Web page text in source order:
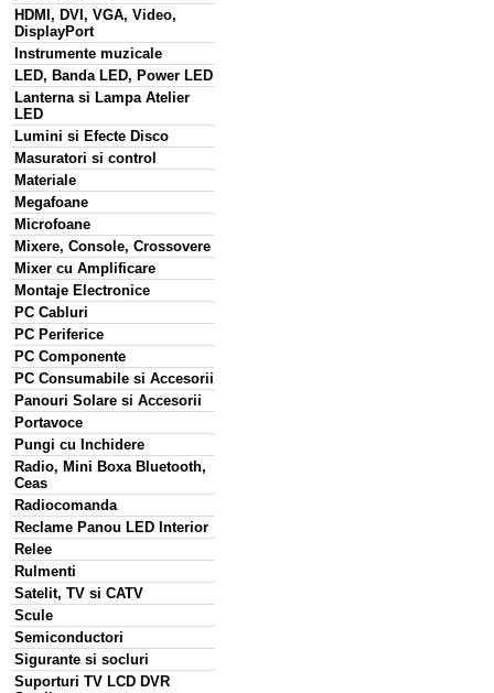
HDMI, DVI, VGA, Video,
DisplayPort
Instrumente muzicale
LED, Banda LED, Power LED
Lanterna si Lampa Atelier
LED
Lumini si Efecte Disco
Masuratori si control
Materiale
Megafoane
Microfoane
Mixere, Console, Crossovere
Mixer cu Amplificare
Montaje Electronice
PC Cabluri
PC Periferice
PC Componente
PC Consumabile si Accesorii
Panouri Solare si Accesorii
Portavoce
Pungi cu Inchidere
Radio, Mini Boxa Bluetooth,
Ceas
Radiocomanda
Reclame Panou LED Interior
Relee
Rulmenti
Satelit, TV si CATV
Scule
Semiconductori
Sigurante si socluri
Suporturi TV LCD DVR